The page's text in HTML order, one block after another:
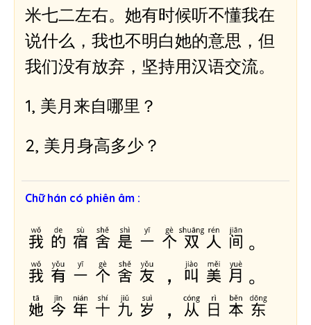
a
n
h
米七二左右。她有时候听不懂我在
说什么，我也不明白她的意思，但
我们没有放弃，坚持用汉语交流。
1, 美月来自哪里？
2, 美月身高多少？
Chữ hán có phiên âm :
我的宿舍是一个双人间。
我有一个舍友，叫美月。
她今年十九岁，从日本东